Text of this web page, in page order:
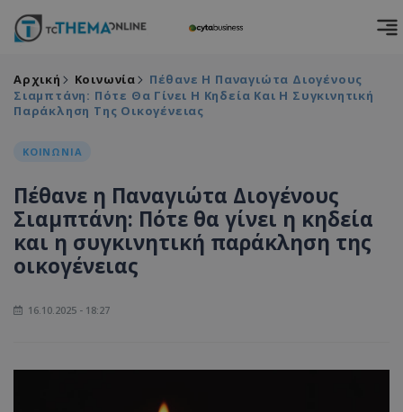
Αρχική Κοινωνία
Πέθανε Η Παναγιώτα Διογένους
Σιαμπτάνη: Πότε Θα Γίνει Η Κηδεία Και Η Συγκινητική
Παράκληση Της Οικογένειας
ΚΟΙΝΩΝΙΑ
Πέθανε η Παναγιώτα Διογένους
Σιαμπτάνη: Πότε θα γίνει η κηδεία
και η συγκινητική παράκληση της
οικογένειας
16.10.2025 - 18:27